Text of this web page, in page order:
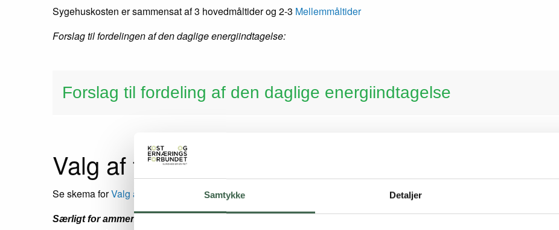
Samtykke Detaljer
Sygehuskosten er sammensat af 3 hovedmåltider og 2-3 Mellemmåltider
Forslag til fordelingen af den daglige energiindtagelse:
Forslag til fordeling af den daglige energiindtagelse
Valg af fødevarer
Se skema forValg af fødevarer
Særligt for ammende